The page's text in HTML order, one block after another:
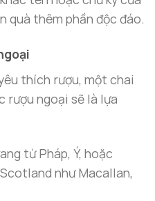
quà thêm phần độc đáo.
thích rượu, một chai
rượu ngoại sẽ là lựa
từ Pháp, Ý, hoặc
như Macallan,